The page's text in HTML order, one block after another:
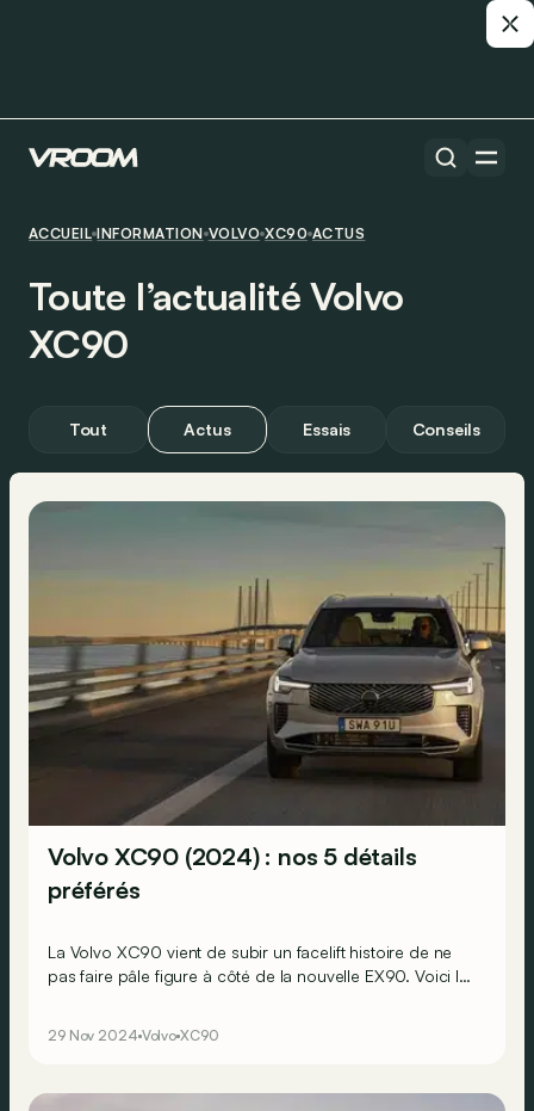
ACCUEIL INFORMATION VOLVO XC90 ACTUS
Toute l’actualité Volvo
XC90
Tout Actus Essais Conseils
Volvo XC90 (2024) : nos 5 détails
préférés
La Volvo XC90 vient de subir un facelift histoire de ne
pas faire pâle figure à côté de la nouvelle EX90. Voici les
29 Nov 2024 Volvo XC90